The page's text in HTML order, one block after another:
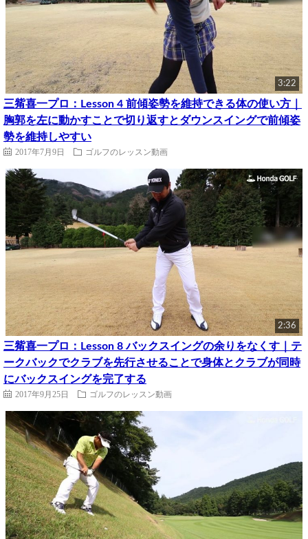
3:22
三觜喜一プロ：Lesson 4 前傾姿勢を維持できる体の使い方｜
胸郭を左に動かすことで切り返すとダウンスイングで前傾姿
勢を維持しやすい
2017年7月9日 ゴルフのレッスン動画
2:36
三觜喜一プロ：Lesson 8 バックスイングの余りをなくす｜テ
ークバックでクラブを先行させることで身体とクラブが同時
にバックスイングを完了する
2017年9月25日 ゴルフのレッスン動画